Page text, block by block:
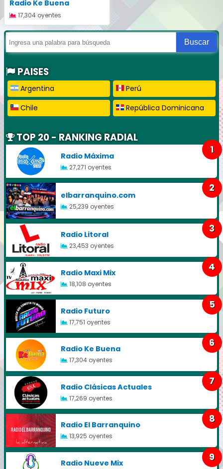
Radio Ke Buena
17,304 oyentes
Buscar
PAISES
Argentina
Perú
Chile
República Dominicana
TOP 20 - RANKING RADIAL
Radio Máxima
27,271 oyentes
1
elbarranquino.com
25,239 oyentes
2
Radio Litoral
23,453 oyentes
3
Radio Maxi Mix
18,108 oyentes
4
Radio Futuro
17,751 oyentes
5
Radio Ke Buena
17,304 oyentes
6
Radio Clásicas Actuales
17,269 oyentes
7
Radio El Barranquino
13,925 oyentes
8
Radio Nueve Mix
9